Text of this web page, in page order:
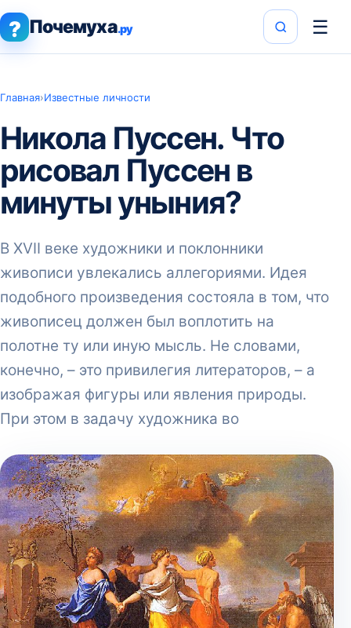
? Почемуха.ру ☰
Главная›Известные личности
Никола Пуссен. Что
рисовал Пуссен в
минуты уныния?
В XVII веке художники и поклонники
живописи увлекались аллегориями. Идея
подобного произведения состояла в том, что
живописец должен был воплотить на
полотне ту или иную мысль. Не словами,
конечно, – это привилегия литераторов, – а
изображая фигуры или явления природы.
При этом в задачу художника во